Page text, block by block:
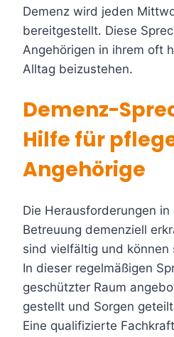
Demenz wird jeden
bereitgestellt. Diese
Angehörigen in ihrem oft
Alltag beizustehen.
Demenz-
Hilfe für
Angehörige
Die Herausforderungen
Betreuung demenziell
sind vielfältig und können
In dieser regelmäßigen
geschützter Raum
gestellt und Sorgen
Eine qualifizierte